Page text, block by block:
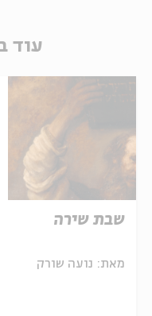
עוד
שבת שירה
מאת: נועה שורק